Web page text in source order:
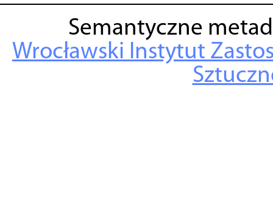
Semantyczne
Wrocławski Instytut